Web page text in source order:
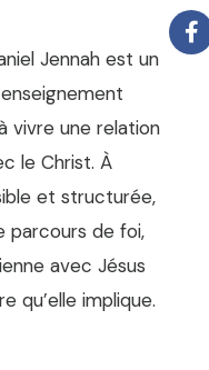
Jennah est un
vivre une relation
le Christ. À
et structurée,
parcours de foi,
avec Jésus
qu’elle implique.